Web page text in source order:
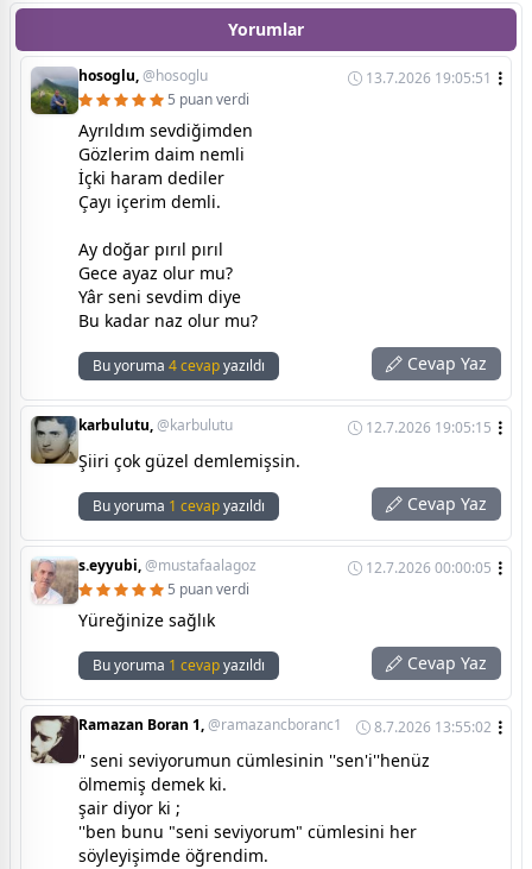
Yorumlar
hosoglu,@hosoglu
13.7.2026 19:05:51
5 puan verdi
Ayrıldım sevdiğimden
Gözlerim daim nemli
İçki haram dediler
Çayı içerim demli.
Ay doğar pırıl pırıl
Gece ayaz olur mu?
Yâr seni sevdim diye
Bu kadar naz olur mu?
Bu yoruma 4 cevapyazıldı Cevap Yaz
karbulutu,@karbulutu 12.7.2026 19:05:15
Şiiri çok güzel demlemişsin.
Bu yoruma 1 cevapyazıldı Cevap Yaz
s.eyyubi,@mustafaalagoz
12.7.2026 00:00:05
5 puan verdi
Yüreğinize sağlık
Bu yoruma 1 cevapyazıldı Cevap Yaz
Ramazan Boran 1,@ramazancboranc1 8.7.2026 13:55:02
'' seni seviyorumun cümlesinin ''sen'i''henüz
ölmemiş demek ki.
şair diyor ki ;
''ben bunu "seni seviyorum" cümlesini her
söyleyişimde öğrendim.